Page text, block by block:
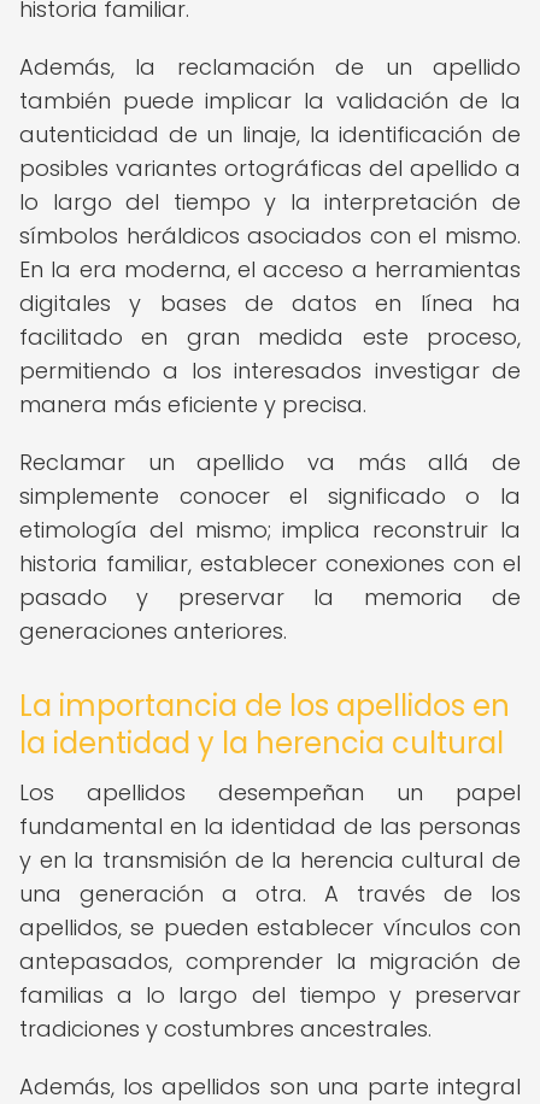
historia familiar.
Además, la reclamación de un apellido
también puede implicar la validación de la
autenticidad de un linaje, la identificación de
posibles variantes ortográficas del apellido a
lo largo del tiempo y la interpretación de
símbolos heráldicos asociados con el mismo.
En la era moderna, el acceso a herramientas
digitales y bases de datos en línea ha
facilitado en gran medida este proceso,
permitiendo a los interesados investigar de
manera más eficiente y precisa.
Reclamar un apellido va más allá de
simplemente conocer el significado o la
etimología del mismo; implica reconstruir la
historia familiar, establecer conexiones con el
pasado y preservar la memoria de
generaciones anteriores.
La importancia de los apellidos en
la identidad y la herencia cultural
Los apellidos desempeñan un papel
fundamental en la identidad de las personas
y en la transmisión de la herencia cultural de
una generación a otra. A través de los
apellidos, se pueden establecer vínculos con
antepasados, comprender la migración de
familias a lo largo del tiempo y preservar
tradiciones y costumbres ancestrales.
Además, los apellidos son una parte integral